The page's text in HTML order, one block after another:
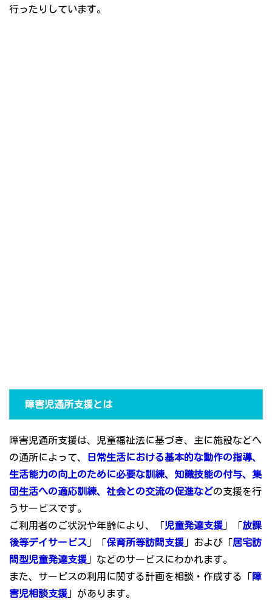
行ったりしています。
障害児通所支援とは
障害児通所支援は、児童福祉法に基づき、主に施設などへ
の通所によって、
日常生活における基本的な動作の指導、
生活能力の向上のために必要な訓練、知識技能の付与、集
団生活への適応訓練、社会との交流の促進などの支援を行
うサービスです。
ご利用者のご状況や年齢により、「児童発達支援 」「放課
後等デイサービス 」「保育所等訪問支援 」および「居宅訪
問型児童発達支援 」などのサービスにわかれます。
また、サービスの利用に関する計画を相談・作成する「障
害児相談支援 」があります。